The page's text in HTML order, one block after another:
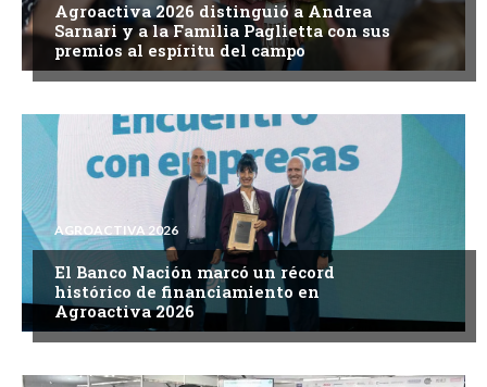
Agroactiva 2026 distinguió a Andrea
Sarnari y a la Familia Paglietta con sus
premios al espíritu del campo
AGROACTIVA 2026
El Banco Nación marcó un récord
histórico de financiamiento en
Agroactiva 2026